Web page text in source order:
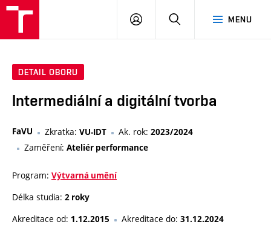
MENU
PŘIHLÁSIT
DETAIL OBORU
Intermediální a digitální tvorba
FaVU Zkratka: VU-IDT Ak. rok: 2023/2024
Zaměření: Ateliér performance
Program: Výtvarná umění
Délka studia: 2 roky
Akreditace od: 1.12.2015 Akreditace do: 31.12.2024